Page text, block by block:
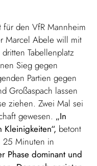
für den VfR Mannheim
Marcel Abele will mit
Tabellenplatz
Sieg gegen
Partien gegen
Großaspach lassen
ziehen. Zwei Mal sei
gewesen. „In
betont
25 Minuten in
Phase dominant und